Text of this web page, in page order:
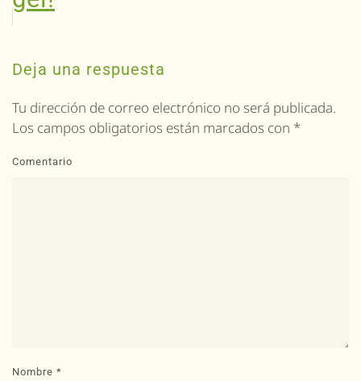
Deja una respuesta
Tu dirección de correo electrónico no será publicada.
Los campos obligatorios están marcados con *
Comentario
Nombre *